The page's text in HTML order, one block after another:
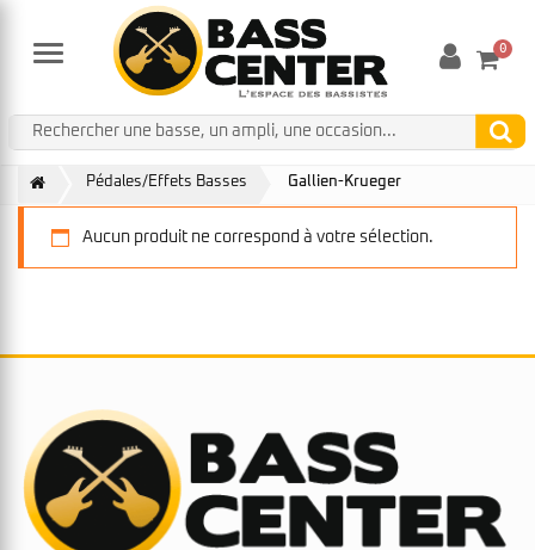
Menu 0
Pédales/Effets Basses Gallien-Krueger
Aucun produit ne correspond à votre sélection.